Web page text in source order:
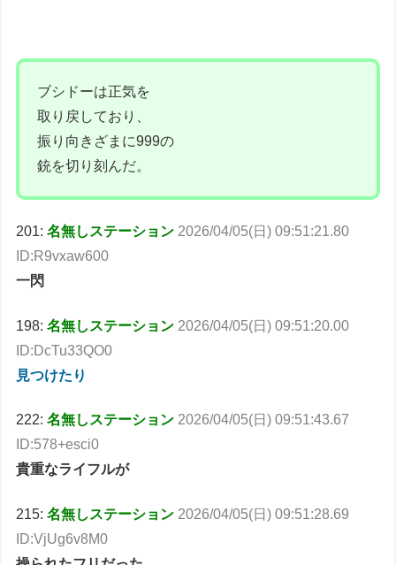
ブシドーは正気を
取り戻しており、
振り向きざまに999の
銃を切り刻んだ。
201:名無しステーション 2026/04/05(日) 09:51:21.80
ID:R9vxaw600
一閃
198:名無しステーション 2026/04/05(日) 09:51:20.00
ID:DcTu33QO0
見つけたり
222:名無しステーション 2026/04/05(日) 09:51:43.67
ID:578+esci0
貴重なライフルが
215:名無しステーション 2026/04/05(日) 09:51:28.69
ID:VjUg6v8M0